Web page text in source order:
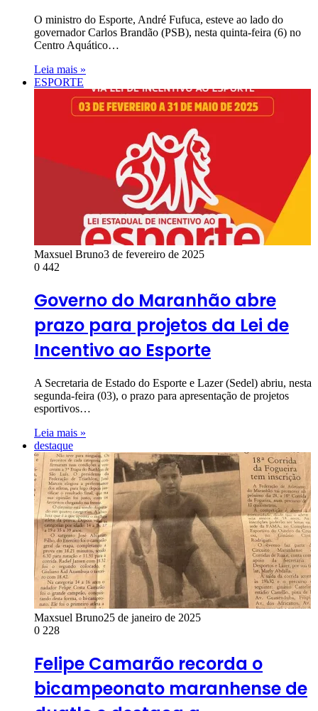
O ministro do Esporte, André Fufuca, esteve ao lado do
governador Carlos Brandão (PSB), nesta quinta-feira (6) no
Centro Aquático…
Leia mais »
ESPORTE
Maxsuel Bruno3 de fevereiro de 2025
0 442
Governo do Maranhão abre
prazo para projetos da Lei de
Incentivo ao Esporte
A Secretaria de Estado do Esporte e Lazer (Sedel) abriu, nesta
segunda-feira (03), o prazo para apresentação de projetos
esportivos…
Leia mais »
destaque
Maxsuel Bruno25 de janeiro de 2025
0 228
Felipe Camarão recorda o
bicampeonato maranhense de